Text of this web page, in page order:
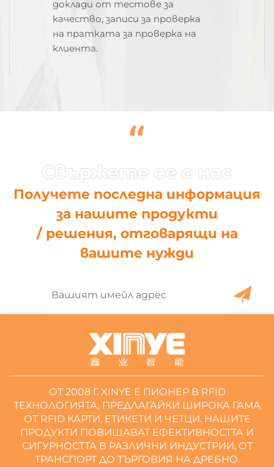
доклади от тестове за
качество, записи за проверка
на пратката за проверка на
клиента.
“
Получете последна информация
за нашите продукти
/ решения, отговарящи на
вашите нужди
ОТ 2008 Г. XINYE Е ПИОНЕР В RFID
ТЕХНОЛОГИЯТА, ПРЕДЛАГАЙКИ ШИРОКА ГАМА
ОТ RFID КАРТИ, ЕТИКЕТИ И ЧЕТЦИ. НАШИТЕ
ПРОДУКТИ ПОВИШАВАТ ЕФЕКТИВНОСТТА И
СИГУРНОСТТА В РАЗЛИЧНИ ИНДУСТРИИ, ОТ
ТРАНСПОРТ ДО ТЪРГОВИЯ НА ДРЕБНО.